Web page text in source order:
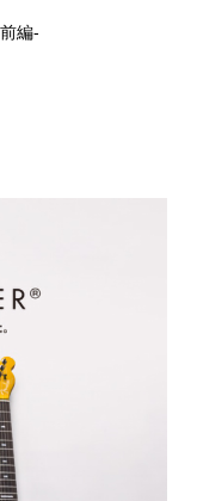
編-